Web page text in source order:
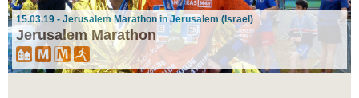
15.03.19 - Jerusalem Marathon in Jerusalem (Israel)
Jerusalem Marathon